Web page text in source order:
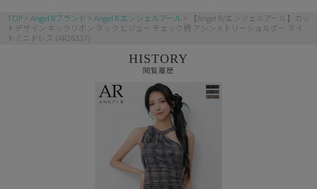
TOP Angel Rブランド Angel R エンジェルアール
【Angel R/エンジェルアール】カッ
トデザイン ネックリボン タック ビジュー チェック柄 アシンメトリーショルダー タイ
トミニドレス (AR26337)
HISTORY
閲覧履歴